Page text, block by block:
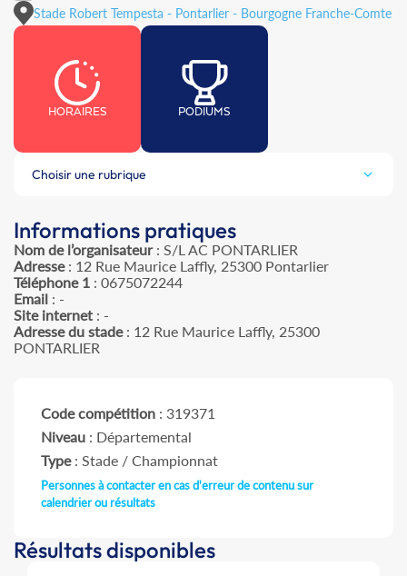
Stade Robert Tempesta - Pontarlier - Bourgogne Franche-Comte
HORAIRES PODIUMS
Choisir une rubrique
Informations pratiques
Nom de l’organisateur: S/L AC PONTARLIER
Adresse: 12 Rue Maurice Laffly, 25300 Pontarlier
Téléphone 1 : 0675072244
Email : -
Site internet : -
Adresse du stade: 12 Rue Maurice Laffly, 25300
PONTARLIER
Code compétition : 319371
Niveau : Départemental
Type: Stade / Championnat
Personnes à contacter en cas d'erreur de contenu sur
calendrier ou résultats
Résultats disponibles